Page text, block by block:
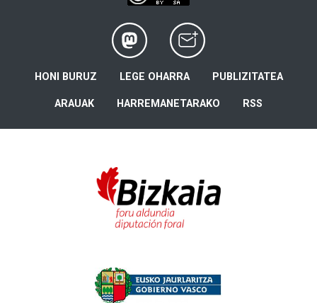
HONI BURUZ LEGE OHARRA PUBLIZITATEA
ARAUAK HARREMANETARAKO RSS